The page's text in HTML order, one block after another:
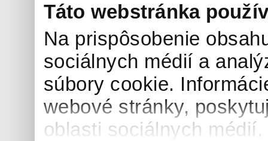
Táto webstránka
Na prispôsobenie
sociálnych médií a
súbory cookie.
webové stránky,
oblasti sociálnych